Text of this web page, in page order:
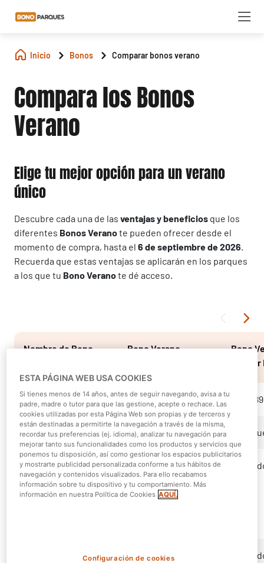
Inicio Bonos Comparar bonos verano
Compara los Bonos
Verano
Elige tu mejor opción para un verano
único
Descubre cada una de las ventajas y beneficios que los
diferentes Bonos Veranote pueden ofrecer desde el
momento de compra, hasta el 6 de septiembre de 2026.
Recuerda que estas ventajas se aplicarán en los parques
a los que tu Bono Veranote dé acceso.
Nombre de Bono
Precio*
Número de Parques
Parques de
Atracciones
Parque Warner
Bono Verano
59 € 39 €
3 parques
No
Ilimitado
Bono
6
ESTA PÁGINA WEB USA COOKIES
Si tienes menos de 14 años, antes de seguir navegando, avisa a tu
padre, madre o tutor para que las gestione, acepte o rechace. Las
cookies utilizadas por esta Página Web son propias y de terceros y
están destinadas a permitirte la navegación a través de la misma,
recordar tus preferencias (ej. idioma), analizar tu navegación para
mejorar tanto sus funcionalidades como los productos y servicios que
ponemos tu disposición, así como gestionar los espacios publicitarios
y mostrarte publicidad personalizada conforme a tus hábitos de
navegación y contenidos visualizados. Para ello recabamos
información sobre tu dispositivo y tu comportamiento. Más
información en nuestra Política de Cookies AQUÍ.
Configuración de cookies